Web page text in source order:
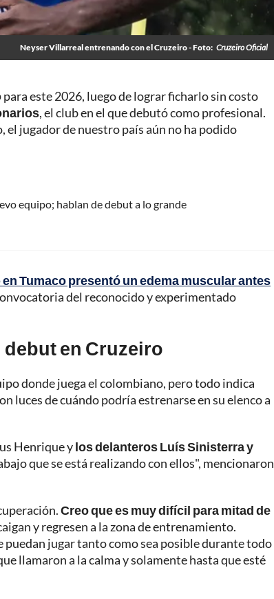
Neyser Villarreal entrenando con el Cruzeiro - Foto: Cruzeiro Oficial
para este 2026, luego de lograr ficharlo sin costo
, el club en el que debutó como profesional.
el jugador de nuestro país aún no ha podido
equipo; hablan de debut a lo grande
Tumaco presentó un edema muscular antes
del reconocido y experimentado
en Cruzeiro
donde juega el colombiano, pero todo indica
luces de cuándo podría estrenarse en su elenco a
Henrique ylos delanteros Luís Sinisterra y
que se está realizando con ellos", mencionaron
Creo que es muy difícil para mitad de
y regresen a la zona de entrenamiento.
jugar tanto como sea posible durante todo
llamaron a la calma y solamente hasta que esté